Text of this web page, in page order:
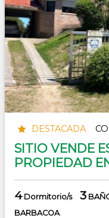
DESTACADA
SITIO VENDE
PROPIEDAD
4Dormitorio/s 3
BARBACOA